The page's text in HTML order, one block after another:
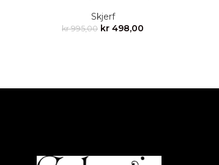
Skjerf
kr995,00 kr 498,00